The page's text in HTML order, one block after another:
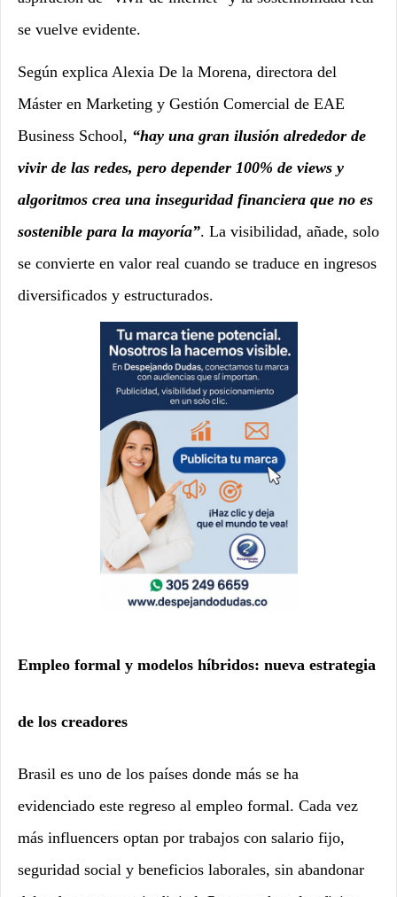
se vuelve evidente.
Según explica Alexia De la Morena, directora del
Máster en Marketing y Gestión Comercial de EAE
Business School, “hay una gran ilusión alrededor de
vivir de las redes, pero depender 100% de views y
algoritmos crea una inseguridad financiera que no es
sostenible para la mayoría”. La visibilidad, añade, solo
se convierte en valor real cuando se traduce en ingresos
diversificados y estructurados.
Empleo formal y modelos híbridos: nueva estrategia
de los creadores
Brasil es uno de los países donde más se ha
evidenciado este regreso al empleo formal. Cada vez
más influencers optan por trabajos con salario fijo,
seguridad social y beneficios laborales, sin abandonar